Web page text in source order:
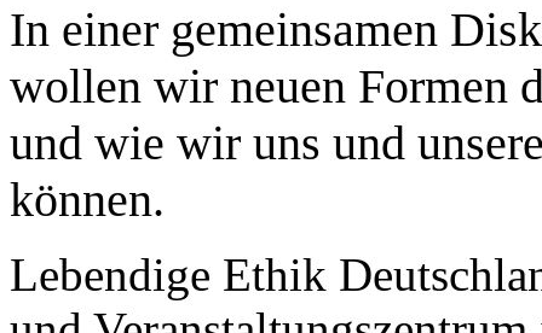
In einer gemeinsamen
wollen wir neuen Formen
und wie wir uns und
können.
Lebendige Ethik